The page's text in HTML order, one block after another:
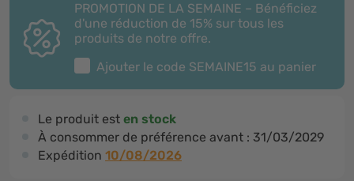
PROMOTION DE LA SEMAINE – Bénéficiez
d'une réduction de 15% sur tous les
produits de notre offre.
Ajouter le code SEMAINE15 au panier
Le produit est en stock
À consommer de préférence avant : 31/03/2029
Expédition 10/08/2026